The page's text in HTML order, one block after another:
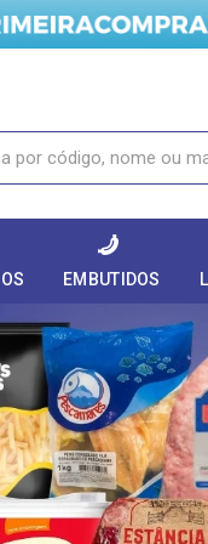
EMBUTIDOS